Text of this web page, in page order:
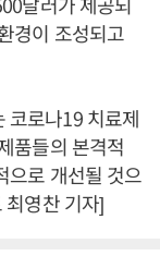
경이 조성되고
코로나19 치료제
품들의 본격적
으로 개선될 것으
최영찬 기자]